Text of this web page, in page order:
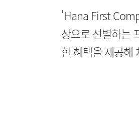
'Hana First
상으로 선별하는
한 혜택을 제공해